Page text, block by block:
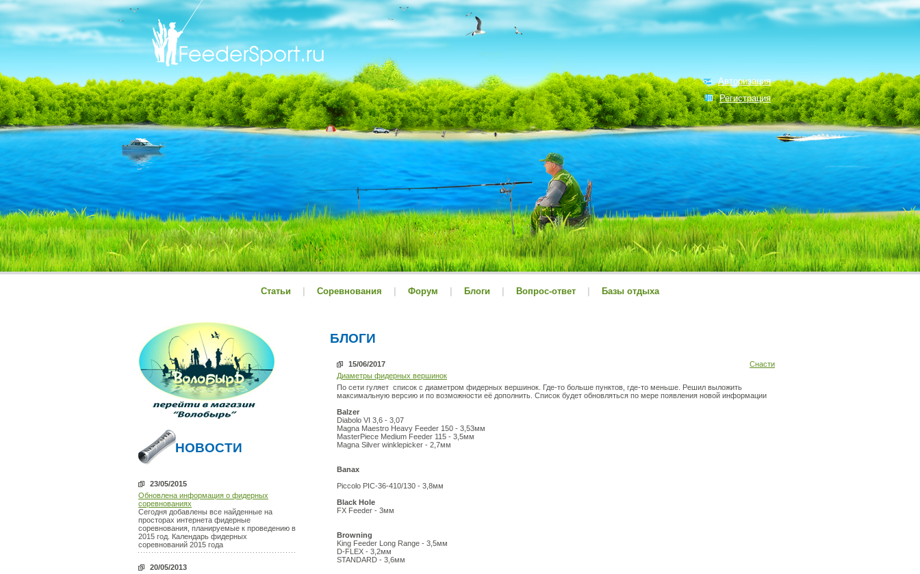
Авторизация
Регистрация
Статьи Соревнования Форум Блоги Вопрос-ответ Базы отдыха
НОВОСТИ
23/05/2015
Обновлена информация о фидерных
соревнованиях
Сегодня добавлены все найденные на
просторах интернета фидерные
соревнования, планируемые к проведению в
2015 год. Календарь фидерных
соревнований 2015 года
20/05/2013
БЛОГИ
Снасти
15/06/2017
Диаметры фидерных вершинок
По сети гуляет список с диаметром фидерных вершинок. Где-то больше пунктов, где-то меньше. Решил выложить
максимальную версию и по возможности её дополнить. Список будет обновляться по мере появления новой информации
Balzer
Diabolo VI 3,6 - 3,07
Magna Maestro Heavy Feeder 150 - 3,53мм
MasterPiece Medium Feeder 115 - 3,5мм
Magna Silver winklepicker - 2,7мм
Banax
Piccolo PIC-36-410/130 - 3,8мм
Black Hole
FX Feeder - 3мм
Browning
King Feeder Long Range - 3,5мм
D-FLEX - 3,2мм
STANDARD - 3,6мм